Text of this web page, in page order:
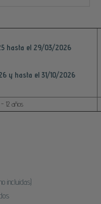
hasta el 29/03/2026
y hasta el 31/10/2026
12 años
incluidas)